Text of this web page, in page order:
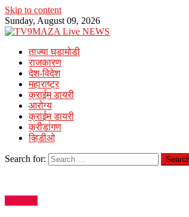
Skip to content
Sunday, August 09, 2026
ताज्या घडामोडी
राजकारण
देश-विदेश
महाराष्ट्र
क्राईम डायरी
आरोग्य
क्राईम डायरी
क्रीडांगण
व्हिडीओ
Search for:
राजकारण